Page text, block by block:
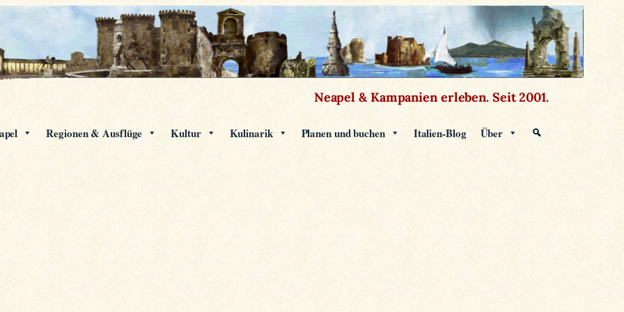
Neapel & Kampanien erleben. Seit 2001.
Regionen & Ausflüge Kultur Kulinarik Planen und buchen Italien-Blog Über